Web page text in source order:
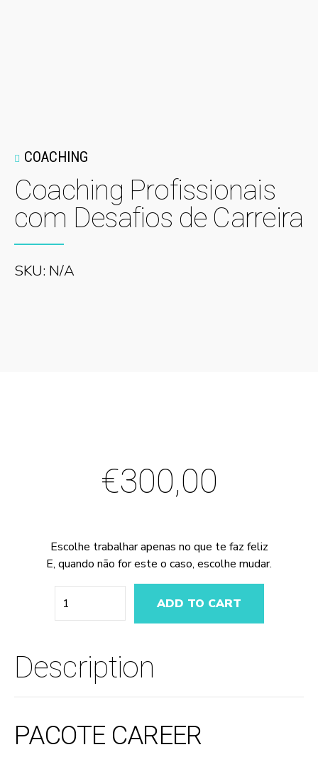
COACHING
Coaching Profissionais
com Desafios de Carreira
SKU: N/A
€300,00
Escolhe trabalhar apenas no que te faz feliz
E, quando não for este o caso, escolhe mudar.
ADD TO CART
Description
PACOTE CAREER